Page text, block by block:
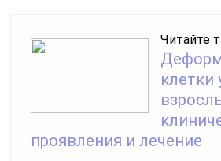
Читайте
клетки
проявления и лечение